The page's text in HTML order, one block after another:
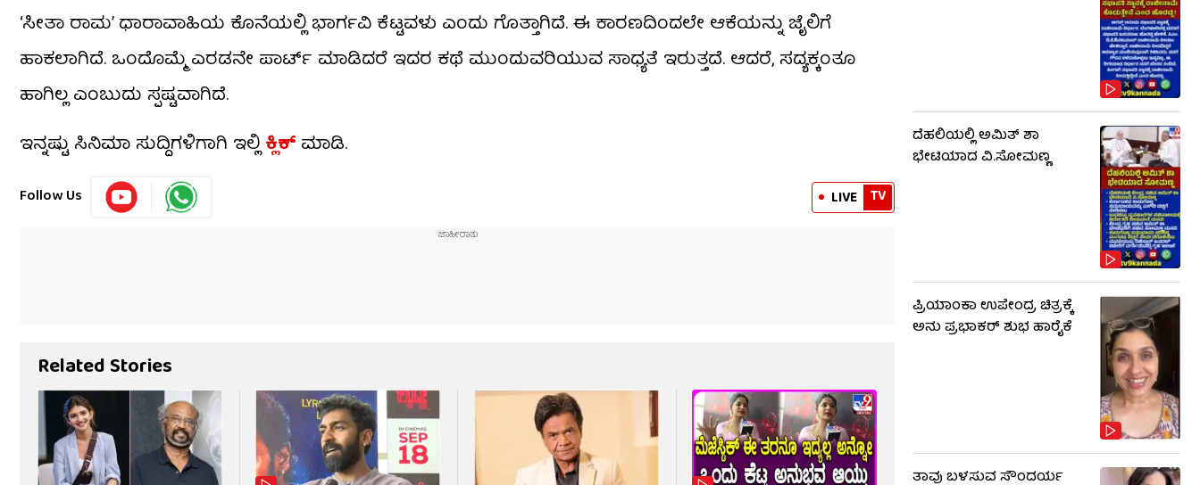
‘ಸೀತಾ ರಾಮ’ ಧಾರಾವಾಹಿಯ ಕೊನೆಯಲ್ಲಿ ಭಾರ್ಗವಿ ಕೆಟ್ಟವಳು ಎಂದು ಗೊತ್ತಾಗಿದೆ. ಈ ಕಾರಣದಿಂದಲೇ ಆಕೆಯನ್ನು ಜೈಲಿಗೆ
ಹಾಕಲಾಗಿದೆ. ಒಂದೊಮ್ಮೆ ಎರಡನೇ ಪಾರ್ಟ್​ ಮಾಡಿದರೆ ಇದರ ಕಥೆ ಮುಂದುವರಿಯುವ ಸಾಧ್ಯತೆ ಇರುತ್ತದೆ. ಆದರೆ, ಸದ್ಯಕ್ಕಂತೂ
ಹಾಗಿಲ್ಲ ಎಂಬುದು ಸ್ಪಷ್ಟವಾಗಿದೆ.
ಇನ್ನಷ್ಟು ಸಿನಿಮಾ ಸುದ್ದಿಗಳಿಗಾಗಿ ಇಲ್ಲಿಕ್ಲಿಕ್​ ಮಾಡಿ.
Follow Us LIVE TV
Related Stories
ದೆಹಲಿಯಲ್ಲಿ ಅಮಿತ್ ಶಾ
ಭೇಟಿಯಾದ ವಿ.ಸೋಮಣ್ಣ
ಪ್ರಿಯಾಂಕಾ ಉಪೇಂದ್ರ ಚಿತ್ರಕ್ಕೆ
ಅನು ಪ್ರಭಾಕರ್ ಶುಭ ಹಾರೈಕೆ
ತಾವು ಬಳಸುವ ಸೌಂದರ್ಯ